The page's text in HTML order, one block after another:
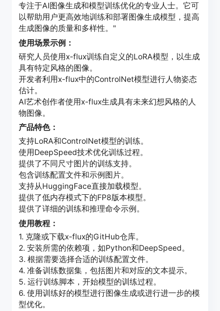
专注于AI图像生成和模型训练优化的专业人士。它可
以帮助用户更高效地训练和部署图像生成模型，提高
生成图像的质量和多样性。"
使用场景示例：
研究人员使用x-flux训练自定义的LoRA模型，以生成
具有特定风格的图像。
开发者利用x-flux中的ControlNet模型进行人物姿态
估计。
AI艺术创作者使用x-flux生成具有未来幻想风格的人
物图像。
产品特色：
支持LoRA和ControlNet模型的训练。
使用DeepSpeed技术优化训练过程。
提供了不同尺寸图片的训练支持。
包含训练配置文件和示例图片。
支持从HuggingFace直接加载模型。
提供了低内存模式下的FP8版本模型。
提供了详细的训练和推理命令示例。
使用教程：
1. 克隆或下载x-flux的GitHub仓库。
2. 安装所需的依赖项，如Python和DeepSpeed。
3. 根据需要选择合适的训练配置文件。
4. 准备训练数据集，包括图片和对应的文本提示。
5. 运行训练脚本，开始模型的训练过程。
6. 使用训练好的模型进行图像生成或进行进一步的模
型优化。